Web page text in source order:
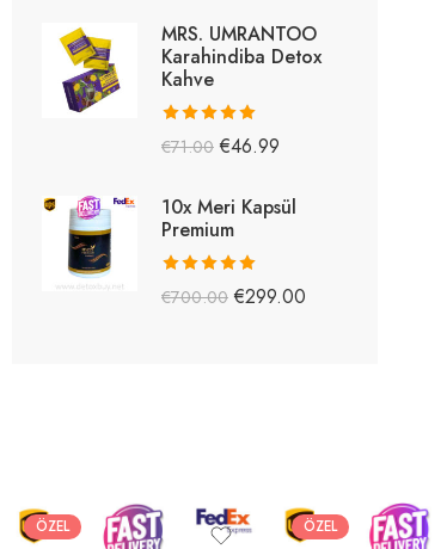
MRS. UMRANTOO
Karahindiba Detox
Kahve
5 üzerinden
€71.00 €46.99
10x Meri Kapsül
Premium
5 üzerinden
€700.00 €299.00
ÖZEL
ÖZEL